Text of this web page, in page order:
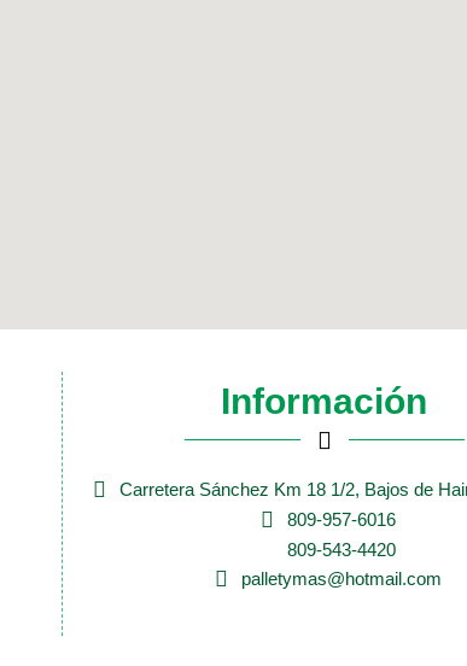
Información
Carretera Sánchez Km 18 1/2, Bajos de
809-957-6016
809-543-4420
palletymas@hotmail.com